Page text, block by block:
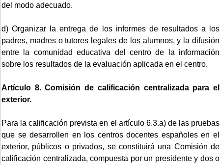
del modo adecuado.
d) Organizar la entrega de los informes de resultados a los
padres, madres o tutores legales de los alumnos, y la difusión
entre la comunidad educativa del centro de la información
sobre los resultados de la evaluación aplicada en el centro.
Artículo 8. Comisión de calificación centralizada para el
exterior.
Para la calificación prevista en el artículo 6.3.a) de las pruebas
que se desarrollen en los centros docentes españoles en el
exterior, públicos o privados, se constituirá una Comisión de
calificación centralizada, compuesta por un presidente y dos o